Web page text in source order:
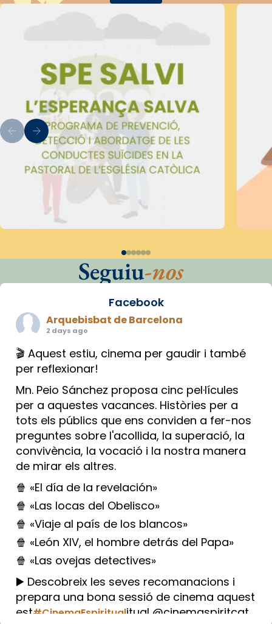
Seguiu-nos
Facebook
Arquebisbat de Barcelona
2 days ago
🎬 Aquest estiu, cinema per gaudir i també
per reflexionar!
Mn. Peio Sánchez proposa cinc pel·lícules
per a aquestes vacances. Històries per a
tots els públics que ens conviden a fer-nos
preguntes sobre l'acollida, la superació, la
convivència, la vocació i la nostra manera
de mirar els altres.
🍿 «El día de la revelación»
🍿 «Las locas del Obelisco»
🍿 «Viaje al país de los blancos»
🍿 «León XIV, el hombre detrás del Papa»
🍿 «Las ovejas detectives»
▶️ Descobreix les seves recomanacions i
prepara una bona sessió de cinema aquest
est#CinemaEspiritualitual @cinemaspiritcat